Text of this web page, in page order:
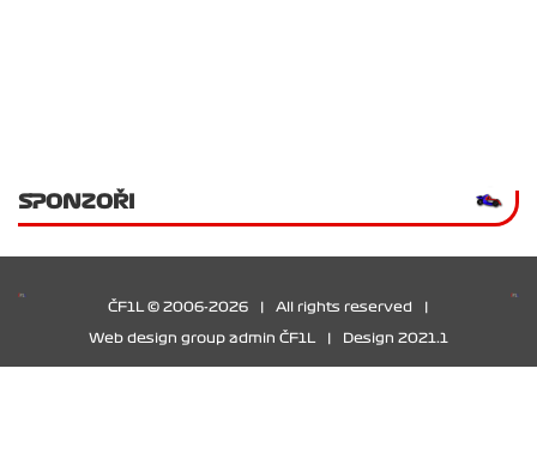
SPONZOŘI
ČF1L © 2006-2026 All rights reserved
Web design group admin ČF1L Design 2021.1